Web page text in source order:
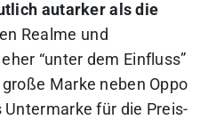
autarker als die
Realme und
“unter dem Einfluss”
Marke neben Oppo
Untermarke für die Preis-